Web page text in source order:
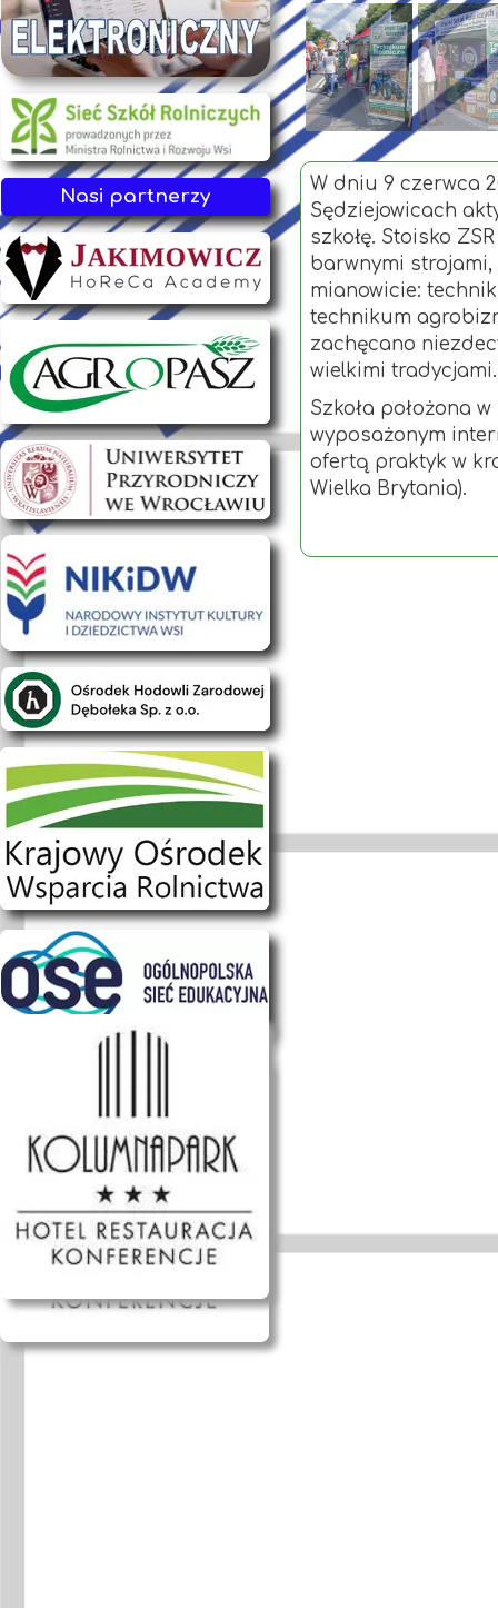
Nasi partnerzy
W dniu 9 czerwca
Sędziejowicach
szkołę. Stoisko
barwnymi strojami,
mianowicie:
technikum
zachęcano
wielkimi tradycjami.
Szkoła położona
wyposażonym
ofertą praktyk w
Wielka Brytania).